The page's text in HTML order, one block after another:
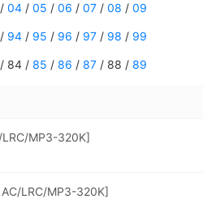
/ 04 / 05 / 06 / 07 / 08 / 09
/ 94/ 95 / 96 / 97/ 98 / 99
/ 84 / 85 / 86 / 87/ 88 / 89
LRC/MP3-320K]
LRC/MP3-320K]